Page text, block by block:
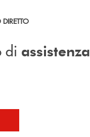
immediata?
di assistenza